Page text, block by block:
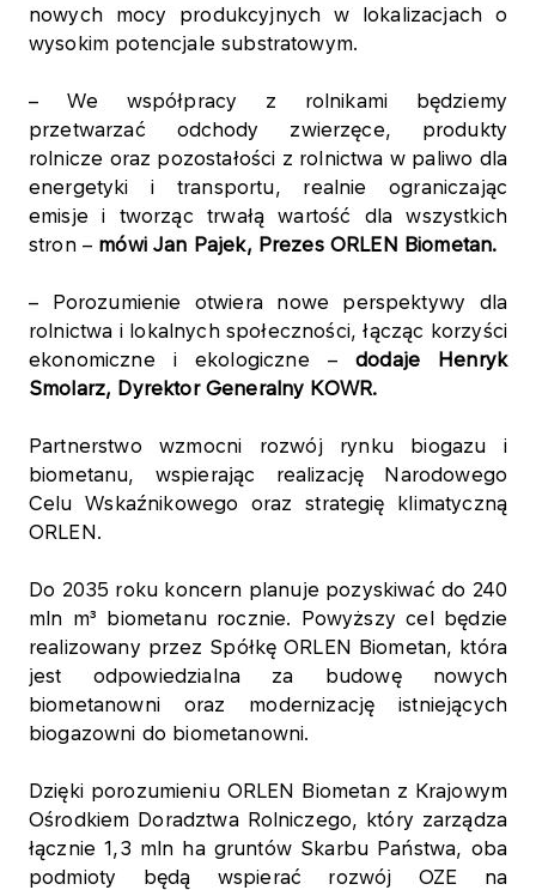
nowych mocy produkcyjnych w lokalizacjach o
wysokim potencjale substratowym.
– We współpracy z rolnikami będziemy
przetwarzać odchody zwierzęce, produkty
rolnicze oraz pozostałości z rolnictwa w paliwo dla
energetyki i transportu, realnie ograniczając
emisje i tworząc trwałą wartość dla wszystkich
stron – mówi Jan Pajek, Prezes ORLEN Biometan.
– Porozumienie otwiera nowe perspektywy dla
rolnictwa i lokalnych społeczności, łącząc korzyści
ekonomiczne i ekologiczne –dodaje Henryk
Smolarz, Dyrektor Generalny KOWR.
Partnerstwo wzmocni rozwój rynku biogazu i
biometanu, wspierając realizację Narodowego
Celu Wskaźnikowego oraz strategię klimatyczną
ORLEN.
Do 2035 roku koncern planuje pozyskiwać do 240
mln m³ biometanu rocznie. Powyższy cel będzie
realizowany przez Spółkę ORLEN Biometan, która
jest odpowiedzialna za budowę nowych
biometanowni oraz modernizację istniejących
biogazowni do biometanowni.
Dzięki porozumieniu ORLEN Biometan z Krajowym
Ośrodkiem Doradztwa Rolniczego, który zarządza
łącznie 1,3 mln ha gruntów Skarbu Państwa, oba
podmioty będą wspierać rozwój OZE na